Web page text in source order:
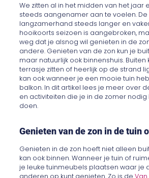
We zitten al in het midden van het jaar
steeds aangenamer aan te voelen.
langzamerhand steeds langer en
hooikoorts seizoen is aangebroken,
weg dat je alsnog wil genieten in de
andere. Genieten van de zon kun je
maar natuurlijk ook binnenshuis. Buiten
terrasje zitten of heerlijk op de strand
kan ook wanneer je een mooie tuin
balkon. In dit artikel lees je meer over
en activiteiten die je in de zomer nodig
doen.
Genieten van de zon in de tuin
Genieten in de zon hoeft niet alleen
kan ook binnen. Wanneer je tuin of
je leuke tuinmeubels plaatsen waar je
anderen op kunt genieten. Zo is de